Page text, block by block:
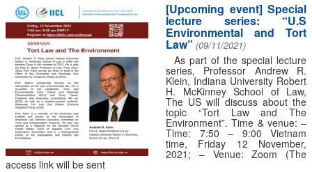
[Upcoming event] Special
lecture series: “U.S
Environmental and Tort
Law” (09/11/2021)
As part of the special lecture
series, Professor Andrew R.
Klein, Indiana University Robert
H. McKinney School of Law,
The US will discuss about the
topic “Tort Law and The
Environment”. Time & venue: –
Time: 7:50 – 9:00 Vietnam
time, Friday 12 November,
2021; – Venue: Zoom (The
access link will be sent